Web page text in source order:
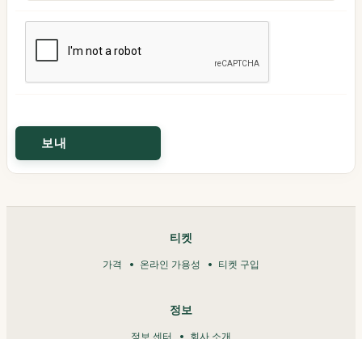
티켓
가격 온라인 가용성 티켓 구입
정보
정보 센터 회사 소개